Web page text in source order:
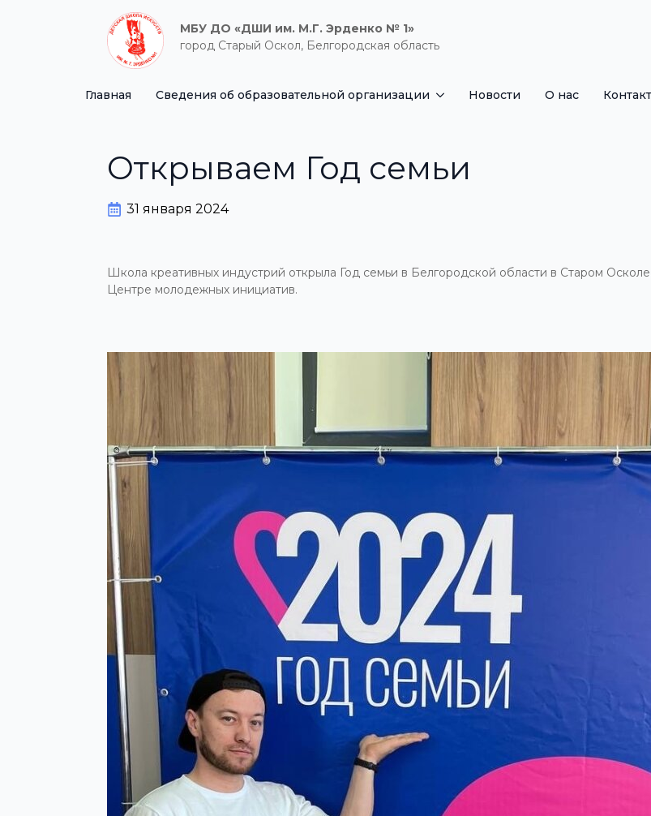
МБУ ДО «ДШИ им. М.Г. Эрденко № 1»
город Старый Оскол, Белгородская область
Главная Сведения об образовательной организации Новости О нас
Открываем Год семьи
31 января 2024
Школа креативных индустрий открыла Год семьи в Белгородской области в Старом
Центре молодежных инициатив.